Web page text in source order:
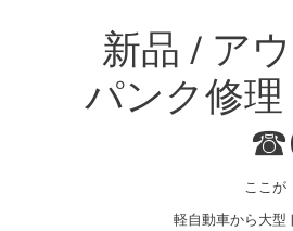
新品 / ア
パンク修理
ここ
軽自動車から大